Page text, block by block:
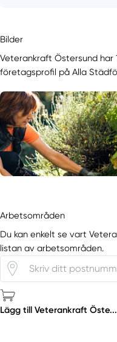
Bilder
Veterankraft Östersund har
företagsprofil på Alla
Arbetsområden
Du kan enkelt se vart
listan av arbetsområden.
Lägg till Veterankraft Öste...